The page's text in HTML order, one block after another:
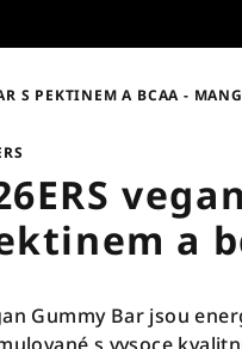
S PEKTINEM A BCAA -
a
Gummy Bar jsou